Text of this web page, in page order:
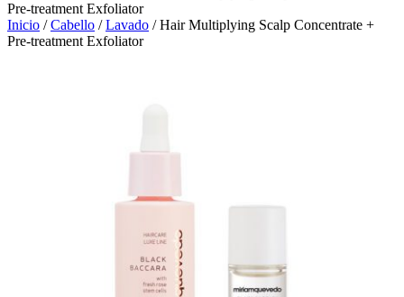
Pre-treatment Exfoliator
Inicio /Cabello /Lavado / Hair Multiplying Scalp Concentrate +
Pre-treatment Exfoliator